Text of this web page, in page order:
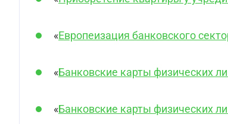
«Европеизация банковского
«Банковские карты физических
«Банковские карты физических